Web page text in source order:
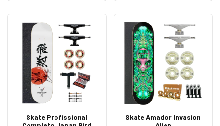
Skate Profissional
Skate Amador Invasion